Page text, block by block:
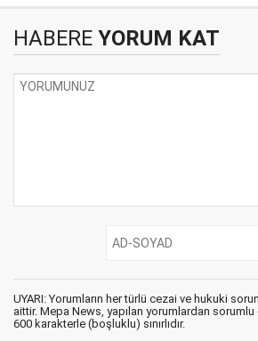
HABERE YORUM KAT
UYARI: Yorumların her türlü cezai ve hukuki
aittir. Mepa News, yapılan yorumlardan
600 karakterle (boşluklu) sınırlıdır.